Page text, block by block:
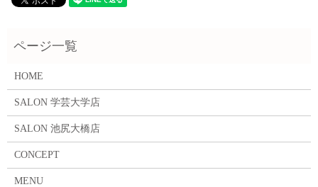
HOME
SALON 学芸大学店
SALON 池尻大橋店
CONCEPT
MENU